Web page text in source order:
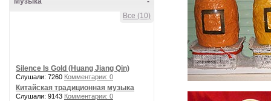
Все (10)
Silence Is Gold (Huang Jiang Qin)
Слушали: 7260 Комментарии: 0
Китайская традиционная музыка
Слушали: 9143 Комментарии: 0